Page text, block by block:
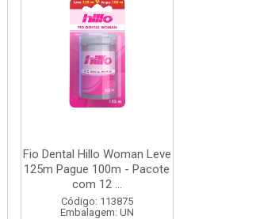
Fio Dental Hillo Woman Leve
125m Pague 100m - Pacote
com 12 ...
Código: 113875
Embalagem: UN